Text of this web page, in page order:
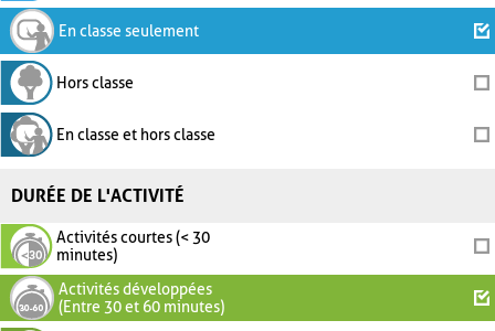
En classe seulement
Hors classe
En classe et hors classe
DURÉE DE L'ACTIVITÉ
Activités courtes (< 30
minutes)
Activités développées
(Entre 30 et 60 minutes)